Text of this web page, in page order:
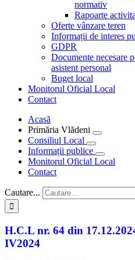
normativ
Rapoarte
Oferte vânzare teren
Informații de interes
GDPR
Documente necesare
asistent personal
Buget local
Monitorul Oficial Local
Contact
Acasă
Primăria Vlădeni
Consiliul Local
Informații publice
Monitorul Oficial Local
Contact
Cautare...
H.C.L nr. 64 din
IV2024